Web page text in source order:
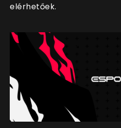
elérhetőek.